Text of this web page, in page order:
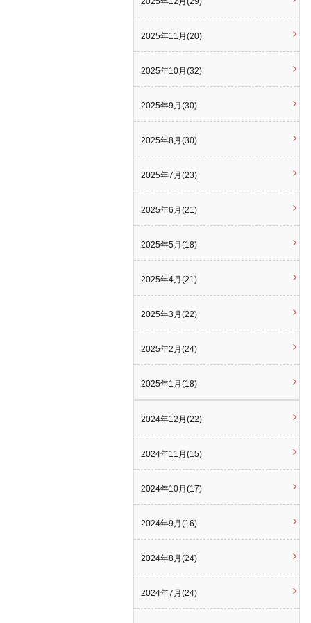
2025年11月(20)
2025年10月(32)
2025年9月(30)
2025年8月(30)
2025年7月(23)
2025年6月(21)
2025年5月(18)
2025年4月(21)
2025年3月(22)
2025年2月(24)
2025年1月(18)
2024年12月(22)
2024年11月(15)
2024年10月(17)
2024年9月(16)
2024年8月(24)
2024年7月(24)